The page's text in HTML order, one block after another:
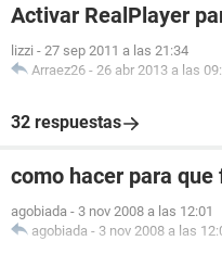
Activar RealPlayer
lizzi - 27 sep 2011 a las 21:34
Arraez26 - 26 abr 2013 a las
32 respuestas
como hacer para
agobiada - 3 nov 2008 a las 12:01
agobiada - 3 nov 2008 a las